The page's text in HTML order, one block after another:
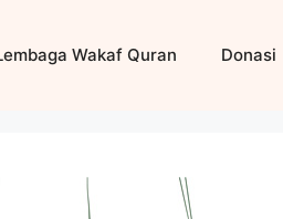
Wakaf Quran Donasi